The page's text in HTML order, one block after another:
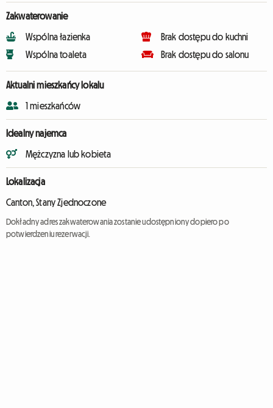
Zakwaterowanie
Wspólna łazienka
Wspólna toaleta
Brak dostępu do kuchni
Brak dostępu do salonu
Aktualni mieszkańcy lokalu
1 mieszkańców
Idealny najemca
Mężczyzna lub kobieta
Lokalizacja
Canton, Stany Zjednoczone
Dokładny adres zakwaterowania zostanie udostępniony dopiero po
potwierdzeniu rezerwacji.